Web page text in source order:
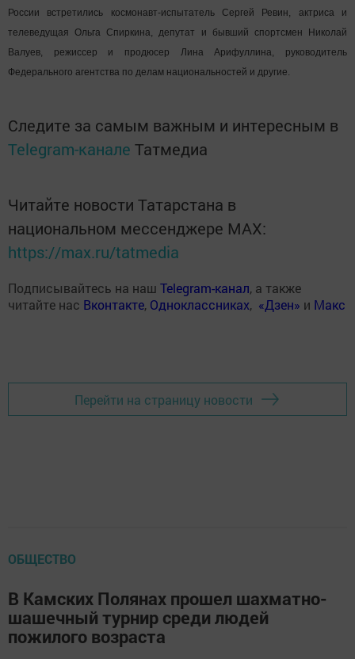
России встретились космонавт-испытатель Сергей Ревин, актриса и
телеведущая Ольга Спиркина, депутат и бывший спортсмен Николай
Валуев, режиссер и продюсер Лина Арифуллина, руководитель
Федерального агентства по делам национальностей и другие.
Следите за самым важным и интересным в
Telegram-канале Татмедиа
Читайте новости Татарстана в
национальном мессенджере MАХ:
https://max.ru/tatmedia
Подписывайтесь на наш Telegram-канал, а также
читайте нас Вконтакте, Одноклассниках, «Дзен» и Макс
Перейти на страницу новости
ОБЩЕСТВО
В Камских Полянах прошел шахматно-
шашечный турнир среди людей
пожилого возраста